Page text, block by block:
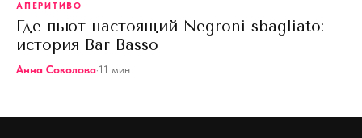
АПЕРИТИВО
Где пьют настоящий Negroni sbagliato:
история Bar Basso
Анна Соколова·11 мин